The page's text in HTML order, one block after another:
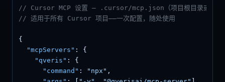
// Cursor MCP 设置 — .cursor/mcp.json（项目根目录或
// 适用于所有 Cursor 项目——一次配置，随处使用
{
"mcpServers" : {
"qveris" : {
"command" : "npx" ,